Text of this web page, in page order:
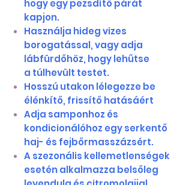
hogy egy pezsdítő párát
kapjon.
Használja hideg vizes
borogatással, vagy adja
lábfürdőhöz, hogy lehűtse
a túlhevült testet.
Hosszú utakon lélegezze be
élénkítő, frissítő hatásáért
Adja samponhoz és
kondicionálóhoz egy serkentő
haj- és fejbőrmasszázsért.
A szezonális kellemetlenségek
esetén alkalmazza belsőleg